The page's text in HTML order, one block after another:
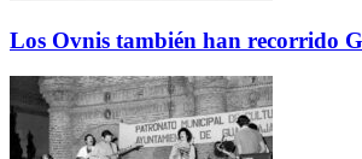
Los Ovnis también han recorrido